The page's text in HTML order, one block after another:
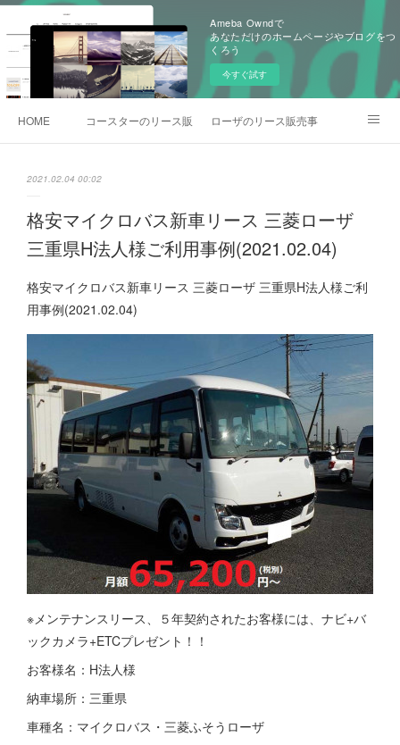
Ameba Owndで
あなただけのホームページやブログをつ
くろう
今すぐ試す
HOME コースターのリース販売事例ローザのリース販売事例
2021.02.04 00:02
格安マイクロバス新車リース 三菱ローザ
三重県H法人様ご利用事例(2021.02.04)
格安マイクロバス新車リース 三菱ローザ 三重県H法人様ご利
用事例(2021.02.04)
※メンテナンスリース、５年契約されたお客様には、ナビ+バ
ックカメラ+ETCプレゼント！！
お客様名：H法人様
納車場所：三重県
車種名：マイクロバス・三菱ふそうローザ